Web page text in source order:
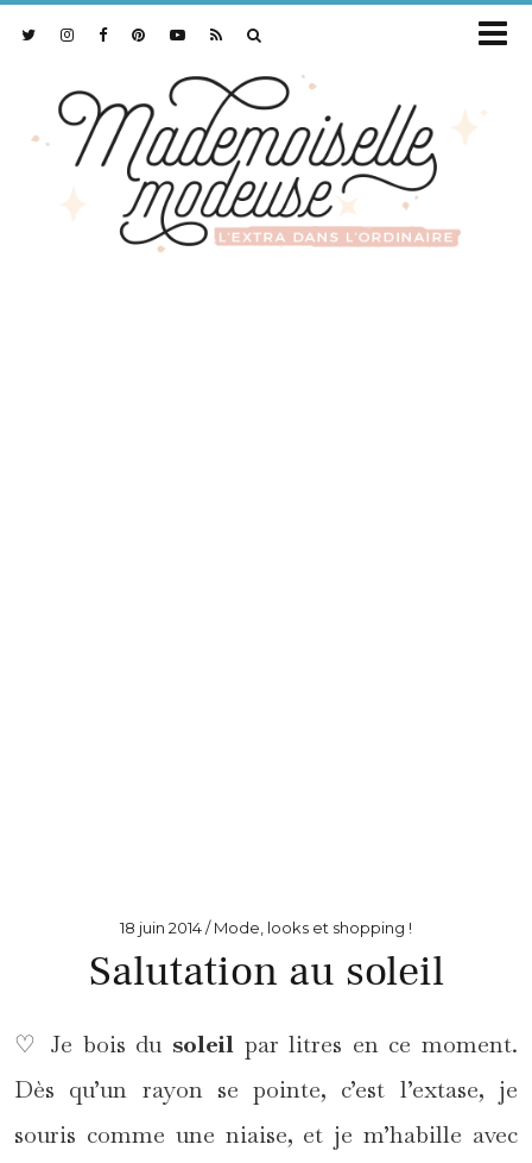
18 juin 2014 Mode, looks et shopping !
Salutation au soleil
♡ Je bois du soleil par litres en ce moment.
Dès qu’un rayon se pointe, c’est l’extase, je
souris comme une niaise, et je m’habille avec